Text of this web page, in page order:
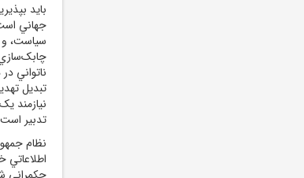
بايد
جهاني
سياست، و
ناتواني
تبديل
نيازمند
تدبير
نظام
اطلاعاتي